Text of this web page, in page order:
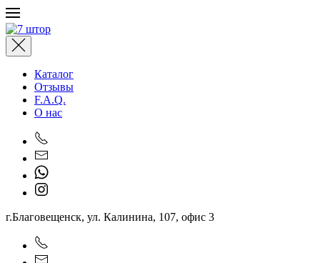
Перейти к содержимому
Каталог
Отзывы
F.A.Q.
О нас
г.Благовещенск, ул. Калинина, 107, офис 3